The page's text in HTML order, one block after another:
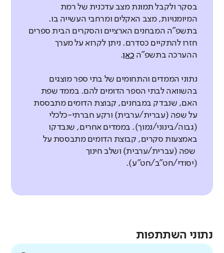
בסקר ולקבל תמונת מצב עדכנית של רמת
המיומנויות, מצב האקלים ומרחבי העשייה בו.
בתשפ"ה המבחנים הארציים והסקרים הבית ספרים
חזרו להתקיים כסדרם. ניתן לקרוא על מערך
ההערכה בתשפ"ה כאן.
נתוני הממדים והתחומים של בתי ספר מוצגים
בהשוואה לבתי הספר הדומים להם. בממד שפת
האם, שנבדק במבחנים, קבוצת הדומים מתבססת
על שפה (עברית/ערבית) ורקע חברתי-כלכלי
(גבוה/בינוני/נמוך). בממדים אחרים, שנבדקו
באמצעות סקרים, קבוצת הדומים מתבססת על
שפה (עברית/ערבית) ושלב חינוך
(יסודי/חט"ב/חט"ע).
נתוני השתתפות